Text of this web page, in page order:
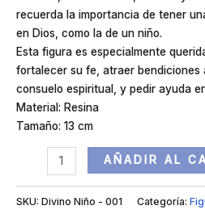
recuerda la importancia de tener
en Dios, como la de un niño.
Esta figura es especialmente
fortalecer su fe, atraer bendiciones
consuelo espiritual, y pedir ayuda
Material: Resina
Tamaño: 13 cm
AÑADIR AL
SKU: Divino Niño - 001 Categoría: